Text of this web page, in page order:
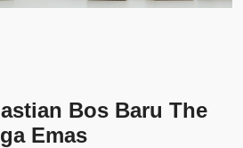
Bos Baru The
Emas